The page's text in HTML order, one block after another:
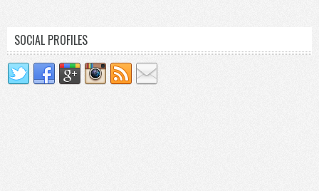
SOCIAL PROFILES